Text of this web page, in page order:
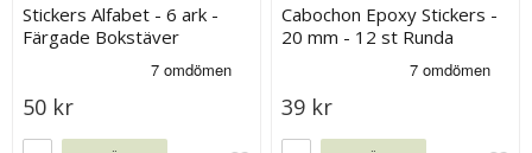
Stickers Alfabet - 6 ark -
Färgade Bokstäver
50 kr
Cabochon Epoxy Stickers -
20 mm - 12 st Runda
39 kr